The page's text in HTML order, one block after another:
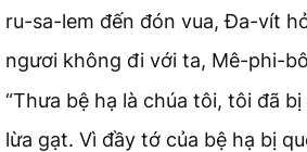
ru-sa-lem đến đón vua, Đa-vít
ngươi không đi với ta, Mê-phi-
“Thưa bệ hạ là chúa tôi, tôi đã
lừa gạt. Vì đầy tớ của bệ hạ bị